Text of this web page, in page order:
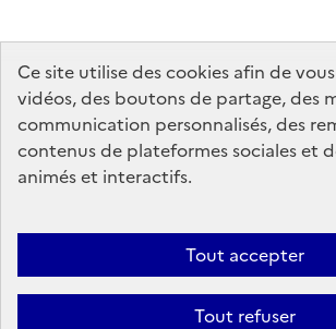
Ce site utilise des cookies afin de
vidéos, des boutons de partage, des
communication personnalisés, des
contenus de plateformes sociales et
animés et interactifs.
Tout accepter
Tout refuser
legifrance.gouv.fr
info.gouv.fr
service-public.gouv.fr
data.gouv.fr
Politique d’utilisation des témoins de connexion
générale de protection des données
Nous